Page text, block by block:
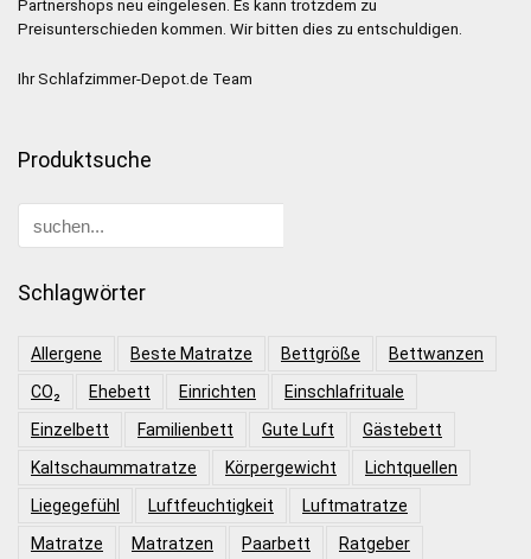
Partnershops neu eingelesen. Es kann trotzdem zu
Preisunterschieden kommen. Wir bitten dies zu entschuldigen.
Ihr Schlafzimmer-Depot.de Team
Produktsuche
Schlagwörter
Allergene Beste Matratze Bettgröße
Bettwanzen
CO₂
Ehebett Einrichten
Einschlafrituale
Einzelbett
Familienbett Gute Luft
Gästebett
Kaltschaummatratze
Körpergewicht
Lichtquellen
Liegegefühl
Luftfeuchtigkeit
Luftmatratze
Matratze
Matratzen Paarbett Ratgeber